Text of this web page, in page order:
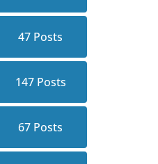
47 Posts
147Posts
67 Posts